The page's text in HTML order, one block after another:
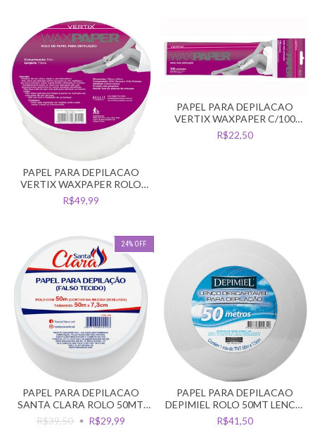
PAPEL PARA DEPILACAO
VERTIX WAXPAPER ROLO
50MT FALSO TECIDO
R$49,99
PAPEL PARA DEPILACAO
VERTIX WAXPAPER C/100
FOLHAS FALSO TECIDO
R$22,50
24% OFF
PAPEL PARA DEPILACAO
SANTA CLARA ROLO 50MT
LENCO FIBRA NATURAL
R$39,50 R$29,99
PAPEL PARA DEPILACAO
DEPIMIEL ROLO 50MT LENCO
TNT
R$41,50